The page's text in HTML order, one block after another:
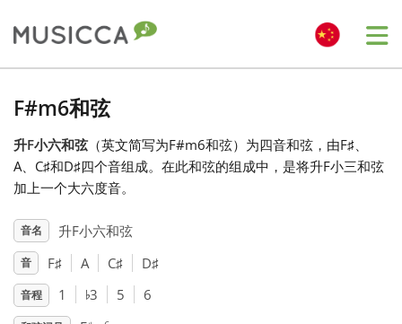
Български
Deutsch
F#m6和弦
升F小六和弦 （英文简写为F#m6和弦）为四音和弦，由F♯、
A、C♯和D♯四个音组成。在此和弦的组成中，是将升F小三和弦
加上一个大六度音。
音名 升F小六和弦
音 F♯ A C♯ D♯
音程 1 ♭3 5 6